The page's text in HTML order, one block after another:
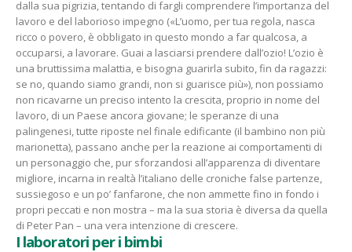
dalla sua pigrizia, tentando di fargli comprendere l’importanza del
lavoro e del laborioso impegno («L’uomo, per tua regola, nasca
ricco o povero, è obbligato in questo mondo a far qualcosa, a
occuparsi, a lavorare. Guai a lasciarsi prendere dall’ozio! L’ozio è
una bruttissima malattia, e bisogna guarirla subito, fin da ragazzi:
se no, quando siamo grandi, non si guarisce più»), non possiamo
non ricavarne un preciso intento la crescita, proprio in nome del
lavoro, di un Paese ancora giovane; le speranze di una
palingenesi, tutte riposte nel finale edificante (il bambino non più
marionetta), passano anche per la reazione ai comportamenti di
un personaggio che, pur sforzandosi all’apparenza di diventare
migliore, incarna in realtà l’italiano delle croniche false partenze,
sussiegoso e un po’ fanfarone, che non ammette fino in fondo i
propri peccati e non mostra – ma la sua storia è diversa da quella
di Peter Pan – una vera intenzione di crescere.
I laboratori per i bimbi